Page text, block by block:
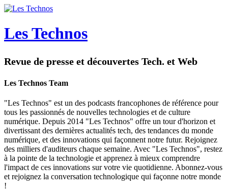
Les Technos
Revue de presse et découvertes Tech. et Web
Les Technos Team
"Les Technos" est un des podcasts francophones de référence pour
tous les passionnés de nouvelles technologies et de culture
numérique. Depuis 2014 "Les Technos" offre un tour d'horizon et
divertissant des dernières actualités tech, des tendances du monde
numérique, et des innovations qui façonnent notre futur. Rejoignez
des milliers d'auditeurs chaque semaine. Avec "Les Technos", restez
à la pointe de la technologie et apprenez à mieux comprendre
l'impact de ces innovations sur votre vie quotidienne. Abonnez-vous
et rejoignez la conversation technologique qui façonne notre monde
!